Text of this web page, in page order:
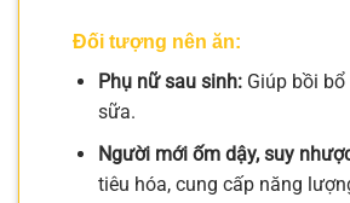
Đối tượng nên ăn:
Phụ nữ sau sinh:Giúp bồi bổ
sữa.
Người mới ốm dậy, suy
tiêu hóa, cung cấp năng